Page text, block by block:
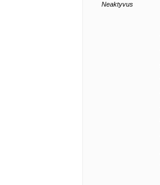
Neaktyvus